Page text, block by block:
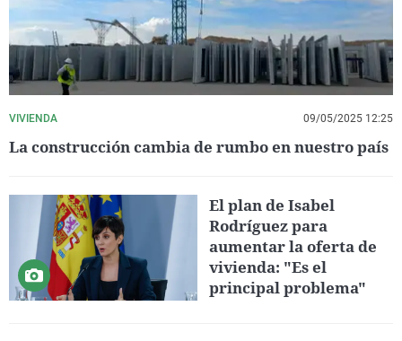
VIVIENDA 09/05/2025 12:25
La construcción cambia de rumbo en nuestro país
El plan de Isabel
Rodríguez para
aumentar la oferta de
vivienda: "Es el
principal problema"